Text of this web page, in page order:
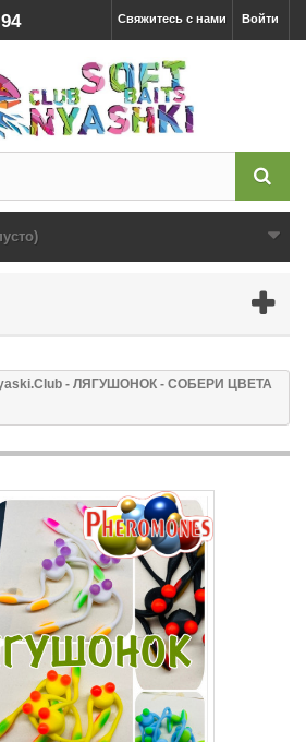
Войти
Свяжитесь с нами
- ЛЯГУШОНОК - СОБЕРИ ЦВЕТА